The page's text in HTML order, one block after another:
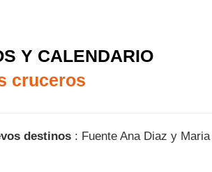
Y CALENDARIO
cruceros
destinos : Fuente Ana Diaz y